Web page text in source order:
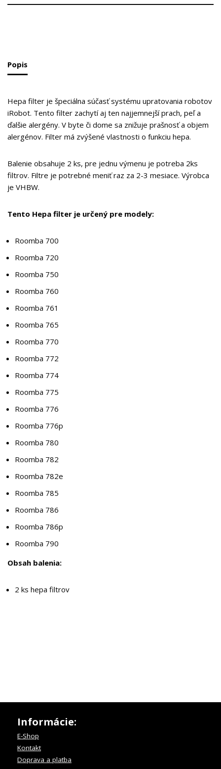
Popis
Hepa filter je špeciálna súčasť systému upratovania robotov
iRobot. Tento filter zachytí aj ten najjemnejší prach, peľ a
ďalšie alergény. V byte či dome sa znižuje prašnosť a objem
alergénov. Filter má zvýšené vlastnosti o funkciu hepa.
Balenie obsahuje 2 ks, pre jednu výmenu je potreba 2ks
filtrov. Filtre je potrebné meniť raz za 2-3 mesiace. Výrobca
je VHBW.
Tento Hepa filter je určený pre modely:
Roomba 700
Roomba 720
Roomba 750
Roomba 760
Roomba 761
Roomba 765
Roomba 770
Roomba 772
Roomba 774
Roomba 775
Roomba 776
Roomba 776p
Roomba 780
Roomba 782
Roomba 782e
Roomba 785
Roomba 786
Roomba 786p
Roomba 790
Obsah balenia:
2 ks hepa filtrov
Informácie:
E-Shop
Kontakt
Doprava a platba